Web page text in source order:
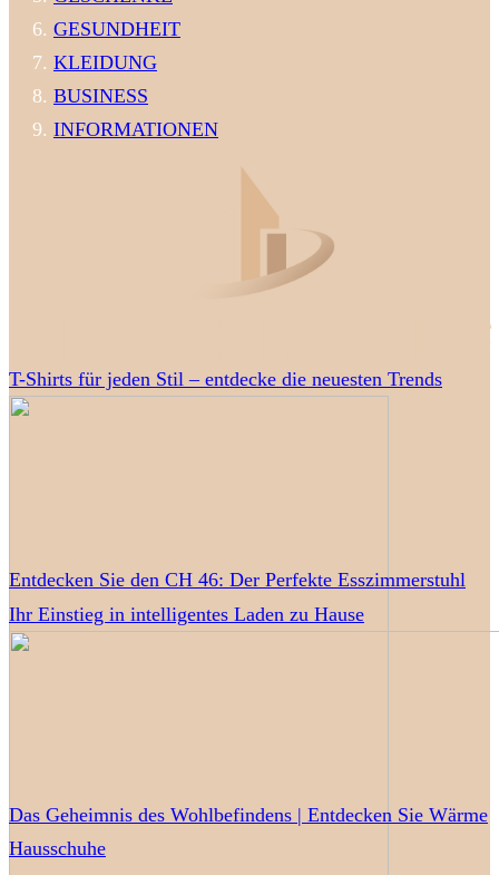
GESUNDHEIT
KLEIDUNG
BUSINESS
INFORMATIONEN
T-Shirts für jeden Stil – entdecke die neuesten Trends
Entdecken Sie den CH 46: Der Perfekte Esszimmerstuhl
Ihr Einstieg in intelligentes Laden zu Hause
Das Geheimnis des Wohlbefindens | Entdecken Sie Wärme
Hausschuhe